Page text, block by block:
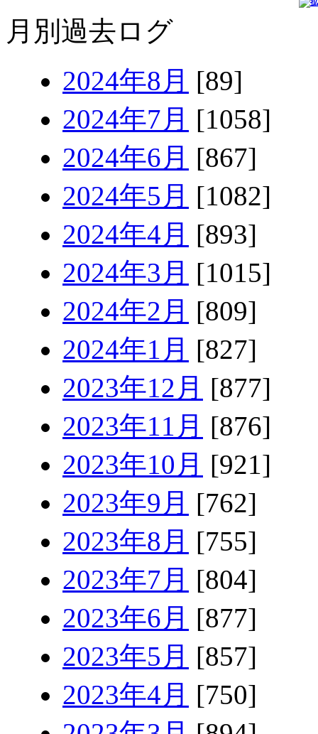
月別過去ログ
2024年8月 [89]
2024年7月 [1058]
2024年6月 [867]
2024年5月 [1082]
2024年4月 [893]
2024年3月 [1015]
2024年2月 [809]
2024年1月 [827]
2023年12月 [877]
2023年11月 [876]
2023年10月 [921]
2023年9月 [762]
2023年8月 [755]
2023年7月 [804]
2023年6月 [877]
2023年5月 [857]
2023年4月 [750]